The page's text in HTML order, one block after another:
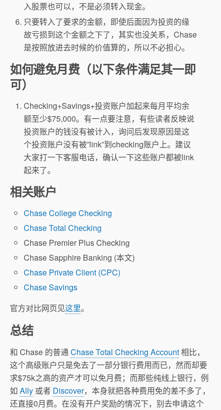
入股票也可以，不是必须转入现金。
只要转入了要求的金额，即使后面因为投资的缘
故亏损到这个金额之下了，其实也没关系，Chase
是按照放进去时候的价值算的，所以不必担心。
如何避免月费（以下条件满足其一即
可）
Checking+Savings+投资账户加起来每月平均余
额至少$75,000。有一点要注意，有些读者反映说
投资账户的钱没有被计入，询问后发现原因是这
个投资账户没有被”link”到checking账户上。建议
大家打一下客服电话，确认一下这些账户都被link
起来了。
相关账户
Chase College Checking
Chase Total Checking
Chase Premier Plus Checking
Chase Sapphire Banking (本文)
Chase Private Client (CPC)
Chase Savings
官方对比网页见这里。
总结
和 Chase 的普通 Chase Total Checking Account相比，
这个高级账户只是免去了一部分银行费用而已，然而却要
求$75k之高的资产才可以免月费；而那些纯线上银行，例
如 Ally 或者 Discover，本身就把各种费用免的差不多了，
还直接0月费。在没有开户奖励的情况下，别去申请这个